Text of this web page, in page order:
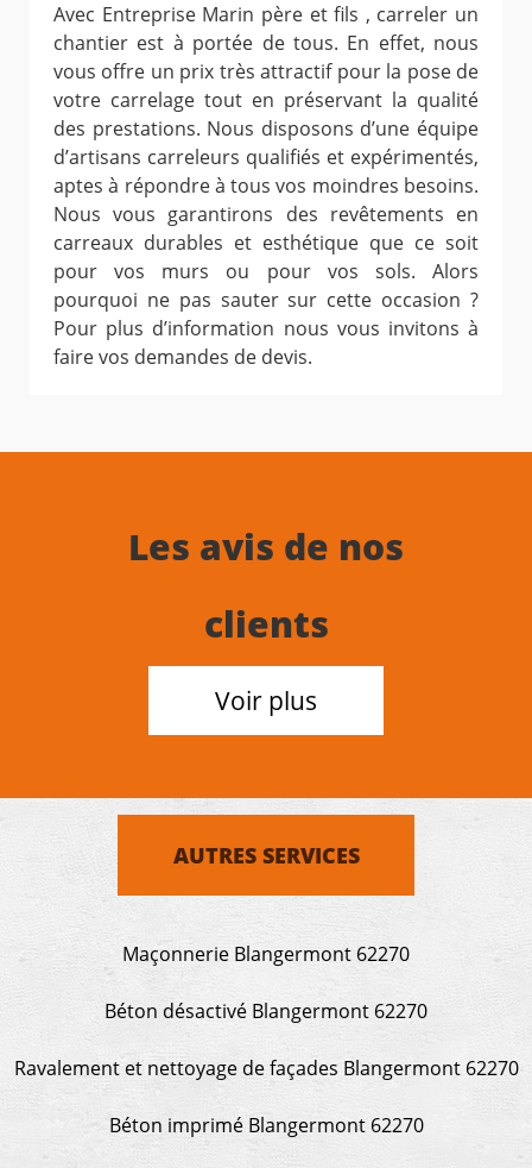
Avec Entreprise Marin père et fils , carreler un
chantier est à portée de tous. En effet, nous
vous offre un prix très attractif pour la pose de
votre carrelage tout en préservant la qualité
des prestations. Nous disposons d’une équipe
d’artisans carreleurs qualifiés et expérimentés,
aptes à répondre à tous vos moindres besoins.
Nous vous garantirons des revêtements en
carreaux durables et esthétique que ce soit
pour vos murs ou pour vos sols. Alors
pourquoi ne pas sauter sur cette occasion ?
Pour plus d’information nous vous invitons à
faire vos demandes de devis.
Les avis de nos
clients
Voir plus
AUTRES SERVICES
Maçonnerie Blangermont 62270
Béton désactivé Blangermont 62270
Ravalement et nettoyage de façades Blangermont 62270
Béton imprimé Blangermont 62270